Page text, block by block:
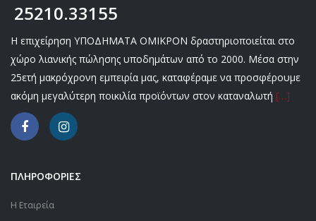
25210.33155
Η επιχείρηση ΥΠΟΔΗΜΑΤΑ ΟΜΙΚΡΟΝ δραστηριοποιείται στο
χώρο λιανικής πώλησης υποδημάτων από το 2000. Μέσα στην
25ετή μακρόχρονη εμπειρία μας, καταφέραμε να προσφέρουμε
ακόμη μεγαλύτερη ποικιλία προϊόντων στον καταναλωτή […]
ΠΛΗΡΟΦΟΡΙΕΣ
Η Εταιρεία